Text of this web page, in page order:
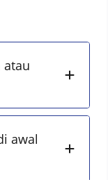
atau
awal